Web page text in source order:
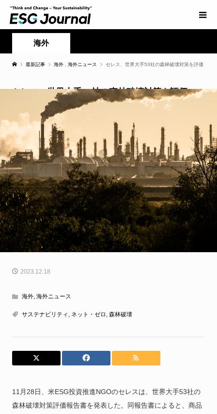
海外
最新記事 海外 海外ニュース セレス、世界大手53社の森林破壊対策を評価
セレス、世界大手53社の森林破壊対策を評価
2023.12.18
海外, 海外ニュース
サステナビリティ , ネット・ゼロ , 森林破壊
11月28日、米ESG投資推進NGOのセレスは、世界大手53社の
森林破壊対策評価報告書を発表した。同報告書によると、商品